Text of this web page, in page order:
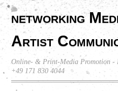
networking
Artist
Online- & Print-Media Promotion -
+49 171 830 4044